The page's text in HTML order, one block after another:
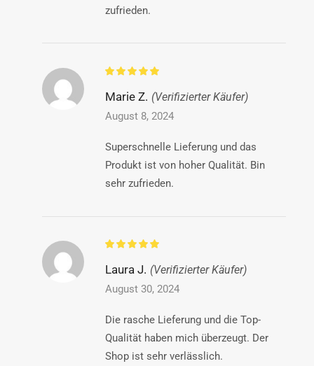
zufrieden.
Marie Z. (Verifizierter Käufer)
August 8, 2024
Superschnelle Lieferung und das
Produkt ist von hoher Qualität. Bin
sehr zufrieden.
Laura J. (Verifizierter Käufer)
August 30, 2024
Die rasche Lieferung und die Top-
Qualität haben mich überzeugt. Der
Shop ist sehr verlässlich.